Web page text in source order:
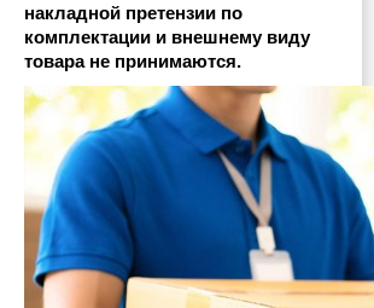
накладной претензии по
комплектации и внешнему виду
товара не принимаются.